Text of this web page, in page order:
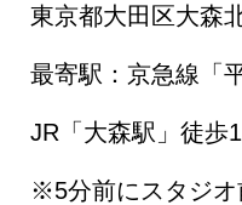
東京都大田区大森
最寄駅：京急線「
JR「大森駅」徒歩
※5分前にスタジオ